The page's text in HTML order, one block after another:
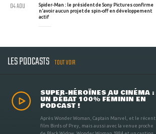
Spider-Man : le président de Sony Pictures confirme
n'avoir aucun projet de spin-off en développement
actif
04 AOU
LES PODCASTS TOUT VOIR
SUPER-HÉROÏNES AU CINÉMA :
UN DÉBAT 100% FÉMININ EN
PODCAST !
Après Wonder Woman, Captain Marvel, et le récent
film Birds of Prey, mais aussi avec la venue proche